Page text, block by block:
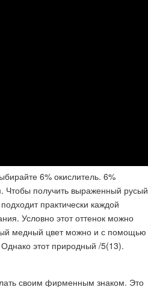
6% окислитель. 6%
Чтобы получить выраженный русый
практически каждой
Условно этот оттенок можно
медный цвет можно и с помощью
Однако этот природный /5(13).
своим фирменным знаком. Это